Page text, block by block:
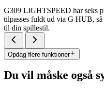
G309 LIGHTSPEED har seks
tilpasses fuldt ud via G HUB,
til din spillestil.
Opdag flere funktioner
Du vil måske også